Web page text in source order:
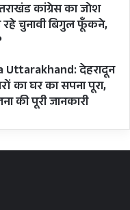
कांग्रेस का जोश
चुनावी बिगुल फूँकने,
Uttarakhand: देहरादून
का घर का सपना पूरा,
की पूरी जानकारी